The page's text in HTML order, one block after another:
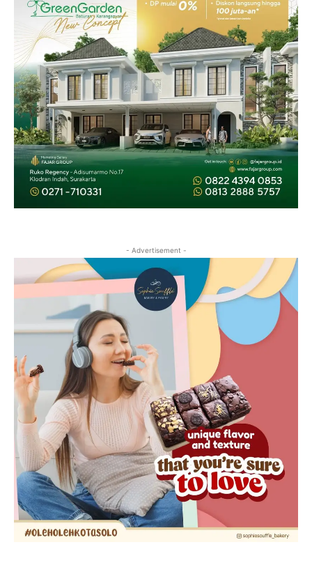
- Advertisement -